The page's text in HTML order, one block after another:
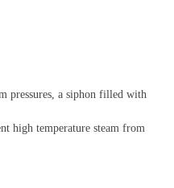
pressures, a siphon filled with
high temperature steam from